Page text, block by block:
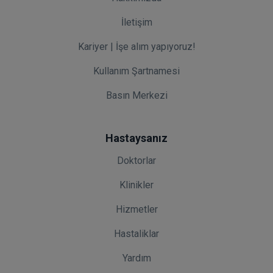
İletişim
Kariyer | İşe alım yapıyoruz!
Kullanım Şartnamesi
Basın Merkezi
Hastaysanız
Doktorlar
Klinikler
Hizmetler
Hastaliklar
Yardım